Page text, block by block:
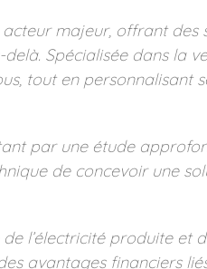
majeur, offrant
delà. Spécialisée dans la
tout en personnalisant
par une étude
de concevoir une
l’électricité produite et
avantages financiers